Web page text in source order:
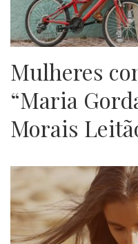
Mulheres
“Maria
Morais